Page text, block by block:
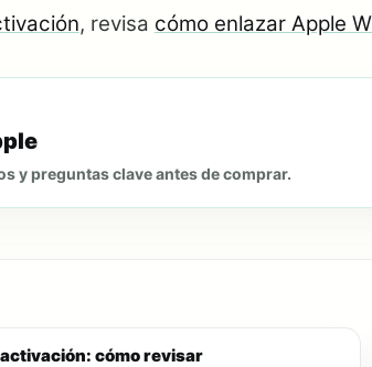
, revisa cómo enlazar Apple
y preguntas clave antes de comprar.
cómo revisar